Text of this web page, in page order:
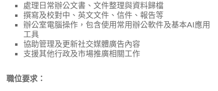
冊，
務
處理日常辦公文書、文件整理與資料歸檔
撰寫及校對中、英文文件、信件、報告等
辦公室電腦操作，包含使用常用辦公軟件及基本AI應用
工具
協助管理及更新社交媒體廣告內容
支援其他行政及市場推廣相關工作
職位要求：